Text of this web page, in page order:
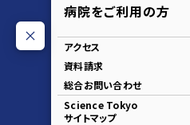
病院をご利用の方
アクセス
資料請求
総合お問い合わせ
Science Tokyo
サイトマップ